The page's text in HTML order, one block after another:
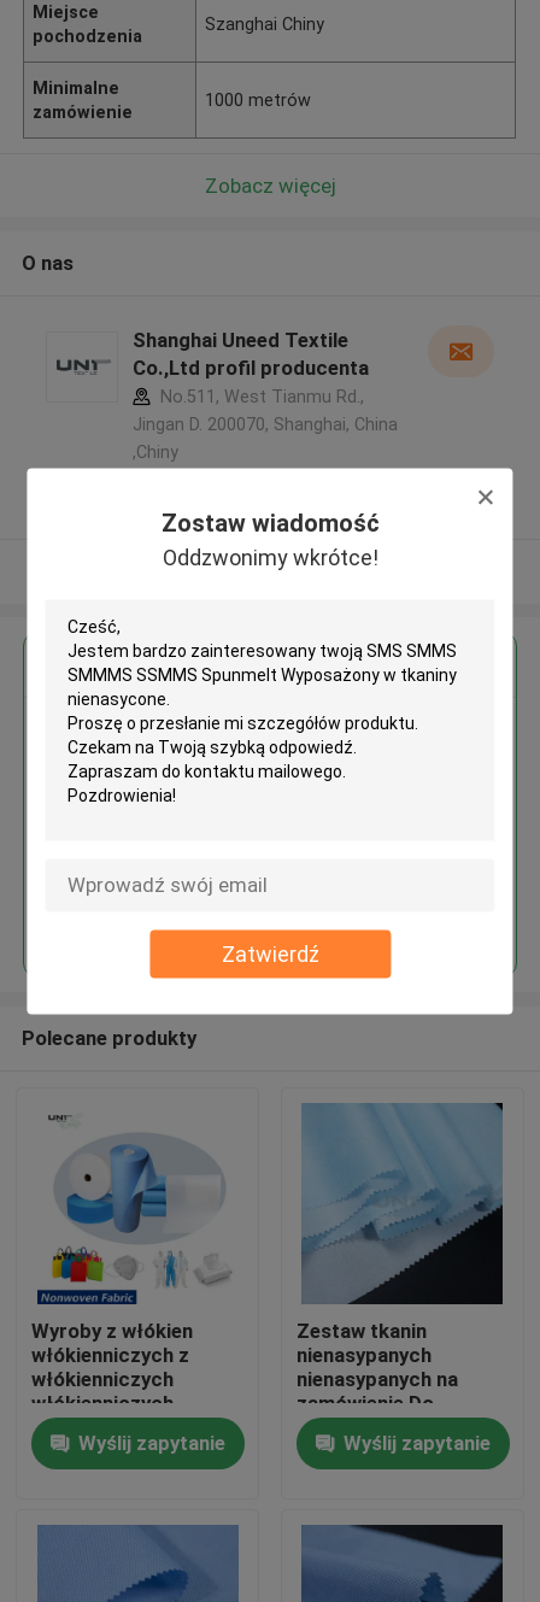
Zostaw wiadomość
Oddzwonimy wkrótce!
Zatwierdź
Do domu
Miejsce
pochodzenia
Szanghai Chiny
Minimalne
zamówienie
1000 metrów
Zobacz więcej
O nas
Shanghai Uneed Textile
Co.,Ltd profil producenta
No.511, West Tianmu Rd.,
Jingan D. 200070, Shanghai, China
,Chiny
Zobacz więcej
Uzyskaj najlepszą cenę za
SMS SMMS SMMMS SSMMS
Spunmelt Wyposażony w tkaniny
Polecane produkty
Wyroby z włókien
włókienniczych z
włókienniczych
włókienniczych
Wyślij zapytanie
Zestaw tkanin
nienasypanych
nienasypanych na
zamówienie Do
leczenia medycznego
Wyślij zapytanie